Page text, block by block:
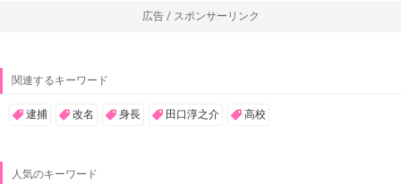
広告 / スポンサーリンク
関連するキーワード
逮捕 改名 身長 田口淳之介 高校
人気のキーワード